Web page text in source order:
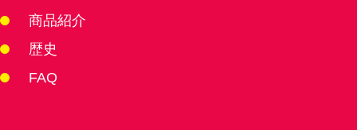
商品紹介
歴史
FAQ